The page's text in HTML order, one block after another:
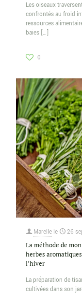
Les oiseaux
confrontés au froid
ressources
baies […]
0
Marelle le 26
La méthode de
herbes
l’hiver
La préparation de
cultivées dans son